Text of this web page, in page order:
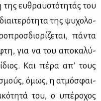
ευ­θραυ­στό­τη­τάς του
της ψυ­χο­λο­
πά­ντα
για να του απο­κα­λύ­
Και πέ­ρα απ’ τους
όμως, η ατμό­σφαι­
του, ο υπέ­ρο­χος